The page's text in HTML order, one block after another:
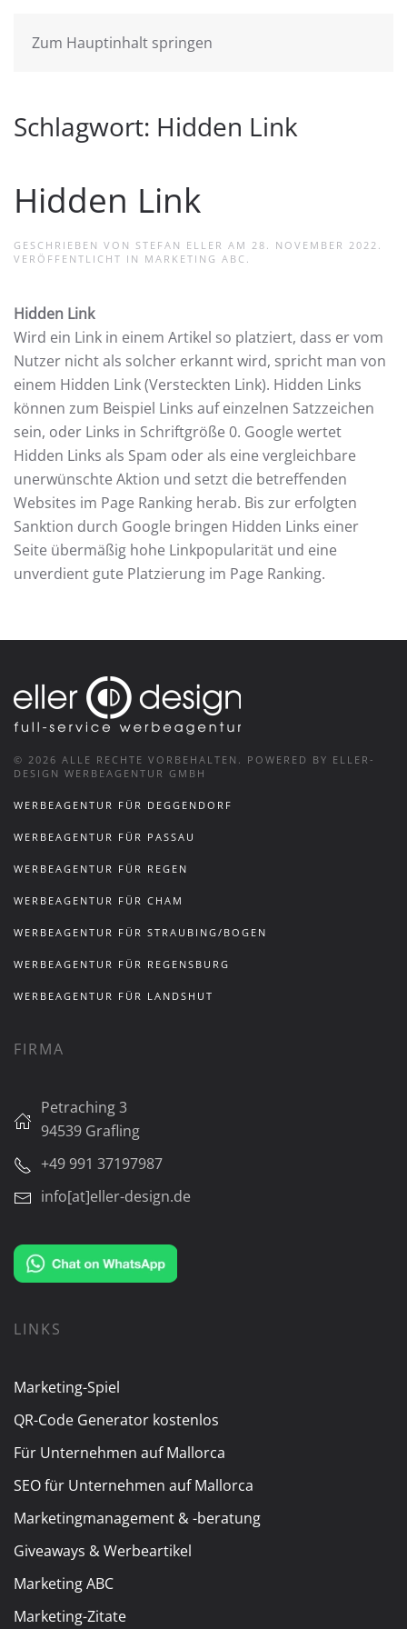
Zum Hauptinhalt springen
Schlagwort: Hidden Link
Hidden Link
GESCHRIEBEN VON STEFAN ELLER AM 28. NOVEMBER 2022 .
VERÖFFENTLICHT IN MARKETING ABC .
Hidden Link
Wird ein Link in einem Artikel so platziert, dass er vom
Nutzer nicht als solcher erkannt wird, spricht man von
einem Hidden Link (Versteckten Link). Hidden Links
können zum Beispiel Links auf einzelnen Satzzeichen
sein, oder Links in Schriftgröße 0. Google wertet
Hidden Links als Spam oder als eine vergleichbare
unerwünschte Aktion und setzt die betreffenden
Websites im Page Ranking herab. Bis zur erfolgten
Sanktion durch Google bringen Hidden Links einer
Seite übermäßig hohe Linkpopularität und eine
unverdient gute Platzierung im Page Ranking.
© 2026 ALLE RECHTE VORBEHALTEN. POWERED BY ELLER-
DESIGN WERBEAGENTUR GMBH
WERBEAGENTUR FÜR DEGGENDORF
WERBEAGENTUR FÜR PASSAU
WERBEAGENTUR FÜR REGEN
WERBEAGENTUR FÜR CHAM
WERBEAGENTUR FÜR STRAUBING/BOGEN
WERBEAGENTUR FÜR REGENSBURG
WERBEAGENTUR FÜR LANDSHUT
FIRMA
Petraching 3
94539 Grafling
+49 991 37197987
info[at]eller-design.de
LINKS
Marketing-Spiel
QR-Code Generator kostenlos
Für Unternehmen auf Mallorca
SEO für Unternehmen auf Mallorca
Marketingmanagement & -beratung
Giveaways & Werbeartikel
Marketing ABC
Marketing-Zitate